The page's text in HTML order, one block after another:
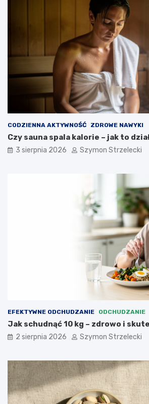
CODZIENNA AKTYWNOŚĆ ZDROWE NAWYKI
Czy sauna spala kalorie – jak to
3 sierpnia 2026 Szymon Strzelecki
EFEKTYWNE ODCHUDZANIE ODCHUDZANIE
Jak schudnąć 10 kg – zdrowo i
2 sierpnia 2026 Szymon Strzelecki